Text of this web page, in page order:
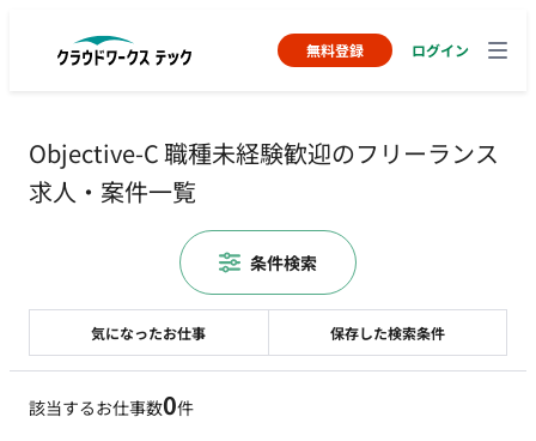
無料登録 ログイン
Objective-C 職種未経験歓迎のフリーランス
求人・案件一覧
該当するお仕事数0件
気になったお仕事 保存した検索条件
条件検索